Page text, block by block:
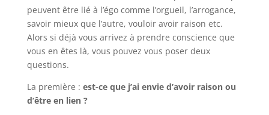
peuvent être lié à l’égo comme l’orgueil, l’arrogance,
savoir mieux que l’autre, vouloir avoir raison etc.
Alors si déjà vous arrivez à prendre conscience que
vous en êtes là, vous pouvez vous poser deux
questions.
La première : est-ce que j’ai envie d’avoir raison ou
d’être en lien ?